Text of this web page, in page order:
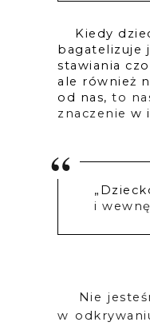
Kiedy
bagatelizuje
stawiania
ale również
od nas, to
znaczenie w i
i
Nie
w